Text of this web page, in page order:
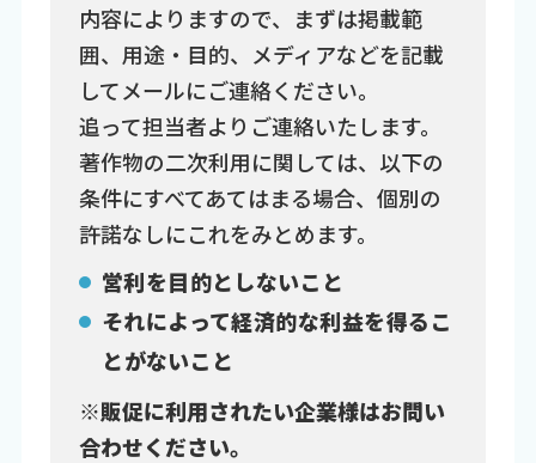
内容によりますので、まずは掲載範
囲、用途・目的、メディアなどを記載
してメールにご連絡ください。
追って担当者よりご連絡いたします。
著作物の二次利用に関しては、以下の
条件にすべてあてはまる場合、個別の
許諾なしにこれをみとめます。
営利を目的としないこと
それによって経済的な利益を得るこ
とがないこと
※販促に利用されたい企業様はお問い
合わせください。